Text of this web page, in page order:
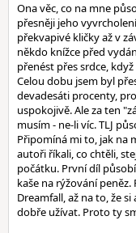
Ona věc, co na mne
přesněji jeho
překvapivé kličky až v
někdo knížce před
přenést přes srdce,
Celou dobu jsem byl
devadesáti procenty,
uspokojivě. Ale za ten
musím - ne-li víc. TLJ
Připomíná mi to, jak na
autoři říkali, co chtěli,
počátku. První díl
kaše na rýžování
Dreamfall, až na to, že
dobře užívat. Proto ty